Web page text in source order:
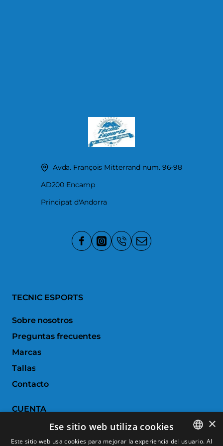
Avda. François Mitterrand num. 96-98
AD200 Encamp
Principat d'Andorra
TECNIC ESPORTS
Sobre nosotros
Preguntas frecuentes
Marcas
Tallas
Contacto
CUENTA
Historial de pedidos
×
Ese sitio web utiliza cookies
Este sitio web usa cookies para mejorar la experiencia del usuario. Al